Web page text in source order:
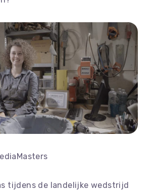
tijdens de landelijke wedstrijd